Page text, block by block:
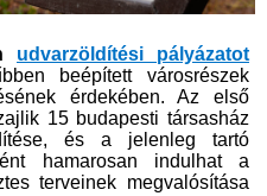
udvarzöldítési pályázatot​
beépített városrészek
érdekében. Az első
15 budapesti társasház
és a jelenleg tartó
hamarosan indulhat a
terveinek megvalósítása